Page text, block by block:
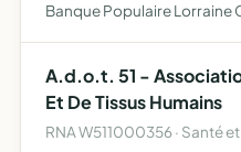
Banque Populaire Lorraine
A.d.o.t. 51 -
Et De Tissus Humains
RNA W511000356 · Santé